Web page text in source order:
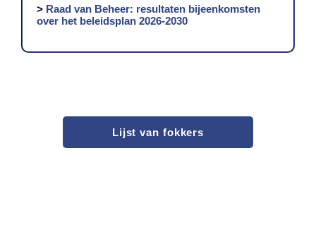
> Raad van Beheer: resultaten bijeenkomsten
over het beleidsplan 2026-2030
Lijst van fokkers